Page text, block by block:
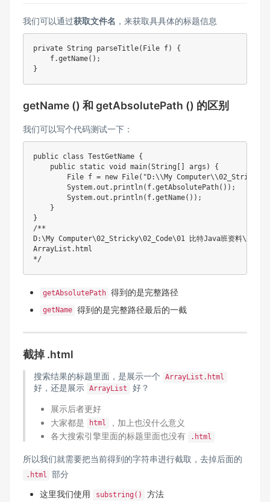
我们可以通过获取文件名 ，来获取具具体的标题信息
private String parseTitle( File f)
{
    f
.getName( ) ;
}
getName () 和 getAbsolutePath () 的区别
我们可以写个代码测试一下：
public class TestGetName {
public static void main(String args )
{
File f = new File( "D:\\My
System.out . println( f.getAbsolutePath( ) ) ;
System.out . println( f.getName( ) ) ;
}
}
/**
D:\My Computer\02_Stricky\02_Code\01 比特Java班资料
ArrayList.html
*/
getAbsolutePath 得到的是完整路径
getName 得到的是完整路径最后的一截
截掉 .html
搜索结果的标题里面，是展示一个 ArrayList.html
好，还是展示 ArrayList 好？
展示后者更好
大家都是
html
，加上也没什么意义
各大搜索引擎里面的标题里面也没有
.html
所以我们就需要把当前得到的字符串进行截取，去掉后面的
.html
部分
这里我们使用
substring() 方法